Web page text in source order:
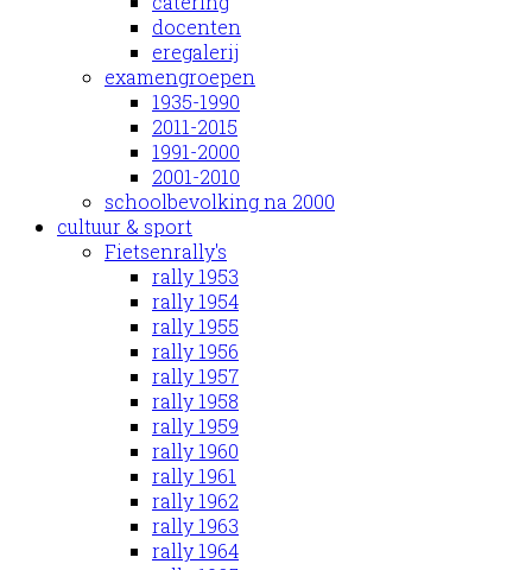
docenten
eregalerij
examengroepen
1935-1990
2011-2015
1991-2000
2001-2010
schoolbevolking na 2000
cultuur & sport
Fietsenrally's
rally 1953
rally 1954
rally 1955
rally 1956
rally 1957
rally 1958
rally 1959
rally 1960
rally 1961
rally 1962
rally 1963
rally 1964